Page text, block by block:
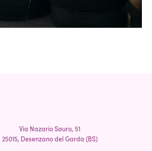
Via Nazario Sauro, 51
25015, Desenzano del Garda (BS)